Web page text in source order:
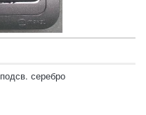
серебро